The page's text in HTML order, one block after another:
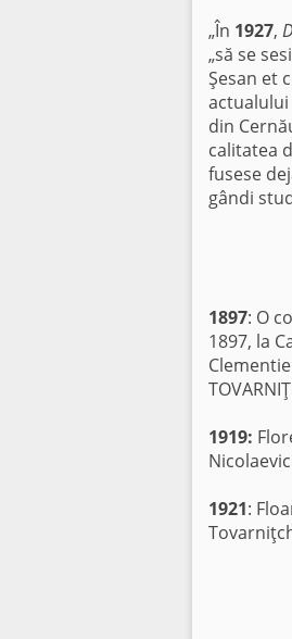
„În 1927,
„să se
Şesan et
din
calitatea
fusese
gândi
1897: O
1897, la
1919:
1921: